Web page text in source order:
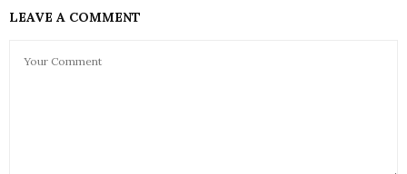
LEAVE A COMMENT